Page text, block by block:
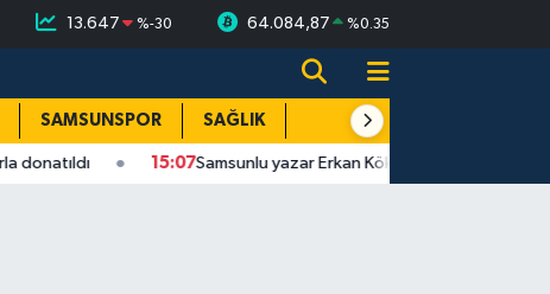
13.647 %-30 64.084,87 %0.35
SAMSUNSPOR SAĞLIK TEKNOLOJİ
15:07 Samsunlu yazar Erkan Kök 5. kitabını okurlarla buluşturdu